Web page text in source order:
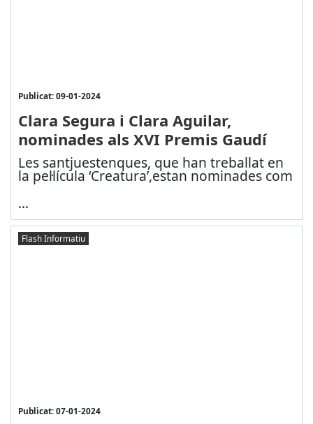
Publicat: 09-01-2024
Clara Segura i Clara Aguilar,
nominades als XVI Premis Gaudí
Les santjuestenques, que han treballat en
la pel·lícula ‘Creatura’,estan nominades com
...
Flash Informatiu
Publicat: 07-01-2024